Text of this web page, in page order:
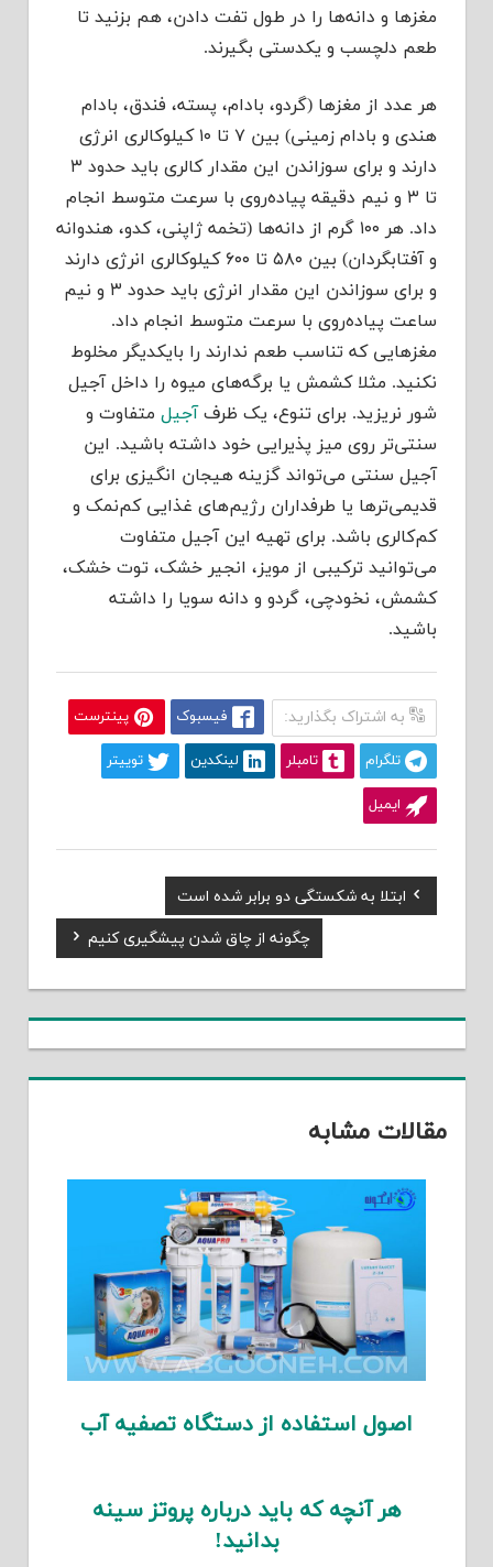
مغزها و دانه‌ها را در طول تفت دادن، هم بزنید تا
طعم دلچسب و یکدستی بگیرند.
هر عدد از مغزها (گردو، بادام، پسته، فندق، بادام
هندی و بادام زمینی) بین ۷ تا ۱۰ کیلوکالری انرژی
دارند و برای سوزاندن این مقدار کالری باید حدود ۳
تا ۳ و نیم دقیقه پیاد‌ه‌روی با سرعت متوسط انجام
داد. هر ۱۰۰ گرم از دانه‌ها (تخمه ژاپنی، کدو، هندوانه
و آفتابگردان) بین ۵۸۰ تا ۶۰۰ کیلوکالری انرژی دارند
و برای سوزاندن این مقدار انرژی باید حدود ۳ و نیم
ساعت پیاده‌روی با سرعت متوسط انجام داد.
مغزهایی که تناسب طعم ندارند را بایکدیگر مخلوط
نکنید. مثلا کشمش یا برگه‌های میوه را داخل آجیل
شور نریزید. برای تنوع، یک ظرفآجیل متفاوت و
سنتی‌تر روی میز پذیرایی خود داشته باشید. این
آجیل سنتی می‌تواند گزینه هیجان انگیزی برای
قدیمی‌ترها یا طرفداران رژیم‌های غذایی کم‌نمک و
کم‌کالری باشد. برای تهیه این آجیل متفاوت
می‌توانید ترکیبی از مویز، انجیر خشک، توت خشک،
کشمش، نخودچی، گردو و دانه سویا را داشته
باشید.
به اشتراک بگذارید: فیسبوک پینترست
تلگرام تامبلر لینکدین توییتر
ایمیل
راهبری
Previous
Post:
ابتلا به شکستگی دو برابر شده است
Next
Post:
چگونه از چاق شدن پیشگیری کنیم
مقالات مشابه
اصول استفاده از دستگاه تصفیه آب
هر آنچه که باید درباره پروتز سینه
بدانید!